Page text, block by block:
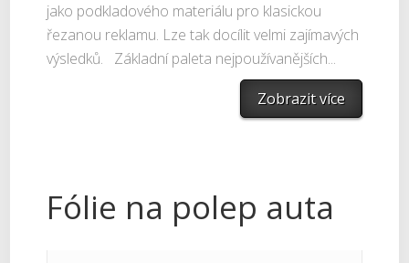
jako podkladového materiálu pro klasickou
řezanou reklamu. Lze tak docílit velmi zajímavých
výsledků. Základní paleta nejpoužívanějších...
Zobrazit více
Fólie na polep auta